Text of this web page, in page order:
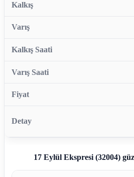
17 Eylül Ekspresi (32004)